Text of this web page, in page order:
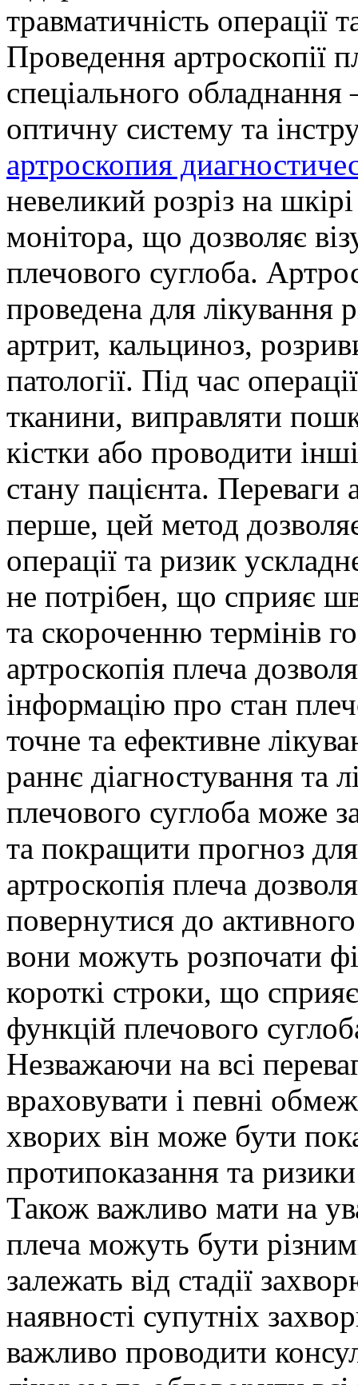
травматичність операції
Проведення артроскопії
спеціального
оптичну систему та
артроскопия
невеликий розріз на
монітора, що дозволяє
плечового суглоба.
проведена для лікування
артрит, кальциноз,
патології. Під час
тканини, виправляти
кістки або проводити
стану пацієнта. Переваги
перше, цей метод
операції та ризик
не потрібен, що сприяє
та скороченню термінів
артроскопія плеча
інформацію про стан
точне та ефективне
раннє діагностування та
плечового суглоба може
та покращити прогноз
артроскопія плеча
повернутися до
вони можуть розпочати
короткі строки, що
функцій плечового
Незважаючи на всі
враховувати і певні
хворих він може бути
протипоказання та
Також важливо мати на
плеча можуть бути
залежать від стадії
наявності супутніх
важливо проводити